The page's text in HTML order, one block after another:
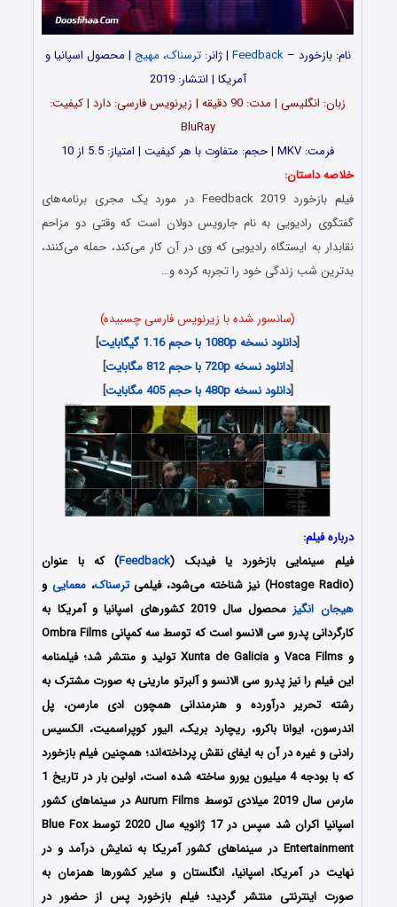
نام: بازخورد –Feedback | ژانر:ترسناک، مهیج | محصول اسپانیا و
آمریکا | انتشار: 2019
زبان: انگلیسی | مدت‌: 90 دقیقه | زیرنویس فارسی: دارد | کیفیت:
BluRay
فرمت: MKV | حجم: متفاوت با هر کیفیت | امتیاز: 5.5 از 10
خلاصه داستان:
فیلم بازخورد Feedback 2019 در مورد یک مجری برنامه‌های
گفتگوی رادیویی به نام جارویس دولان است که وقتی دو مزاحم
نقابدار به ایستگاه رادیویی که وی در آن کار می‌کند، حمله می‌کنند،
بدترین شب زندگی خود را تجربه کرده و…
(سانسور شده با زیرنویس فارسی چسبیده)
[دانلود نسخه 1080p با حجم 1.16 گیگابایت
]
[دانلود نسخه 720p با حجم 812 مگابایت
]
[دانلود نسخه 480p با حجم 405 مگابایت ]
درباره فیلم:
فیلم سینمایی بازخورد یا فیدبک (Feedback) که با عنوان
(Hostage Radio) نیز شناخته می‌شود، فیلمی
ترسناک،معمایی و
هیجان انگیز
محصول سال 2019 کشورهای اسپانیا و آمریکا به
کارگردانی پدرو سی الانسو است که توسط سه کمپانی Ombra Films
و Vaca Films و Xunta de Galicia تولید و منتشر شد؛ فیلمنامه
این فیلم را نیز پدرو سی الانسو و آلبرتو مارینی به صورت مشترک به
رشته تحریر درآورده و هنرمندانی همچون ادی مارسن، پل
اندرسون، ایوانا باکرو، ریچارد بریک، الیور کوپراسمیت، الکسیس
رادنی و غیره در آن به ایفای نقش پرداخته‌اند؛ همچنین فیلمبازخورد
که با بودجه 4 میلیون یورو ساخته شده است، اولین
بار در تاریخ 1
مارس سال 2019 میلادی توسط Aurum Films در سینماهای کشور
اسپانیا اکران شد سپس در 17 ژانویه سال 2020 توسط Blue Fox
Entertainment در سینماهای کشور آمریکا به نمایش درآمد و در
نهایت در آمریکا، اسپانیا، انگلستان و سایر کشورها همزمان به
صورت اینترنتی منتشر گردید؛ فیلم بازخورد پس از حضور در